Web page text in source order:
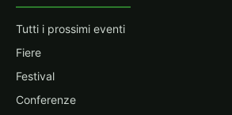
Tutti i prossimi eventi
Fiere
Festival
Conferenze